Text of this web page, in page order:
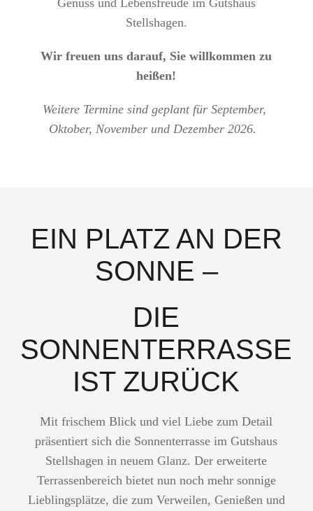
Stellshagen.
Wir freuen uns darauf, Sie willkommen zu
heißen!
Weitere Termine sind geplant für September,
Oktober, November und Dezember 2026.
EIN PLATZ AN DER
SONNE –
DIE
SONNENTERRASSE
IST ZURÜCK
Mit frischem Blick und viel Liebe zum Detail
präsentiert sich die Sonnenterrasse im Gutshaus
Stellshagen in neuem Glanz. Der erweiterte
Terrassenbereich bietet nun noch mehr sonnige
Lieblingsplätze, die zum Verweilen, Genießen und